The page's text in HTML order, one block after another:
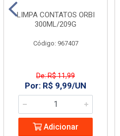
LIMPA CONTATOS ORBI
300ML/209G
Código: 967407
De: R$ 11,99
Por: R$ 9,99/UN
Adicionar